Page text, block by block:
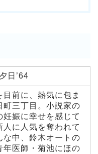
日’64
前に、熱気に包ま
町三丁目。小説家の
娠に幸せを感じて
に人気を奪われて
な中、鈴木オートの
年医師・菊池にほの